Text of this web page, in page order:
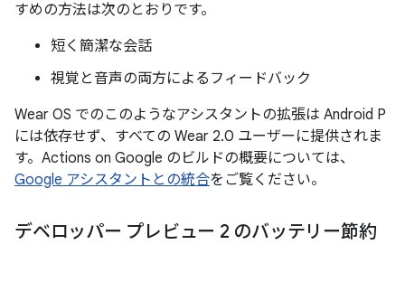
すめの方法は次のとおりです。
短く簡潔な会話
視覚と音声の両方によるフィードバック
Wear OS でのこのようなアシスタントの拡張は Android P
には依存せず、すべての Wear 2.0 ユーザーに提供されま
す。Actions on Google のビルドの概要については、
Google アシスタントとの統合をご覧ください。
デベロッパー プレビュー 2 のバッテリー節約